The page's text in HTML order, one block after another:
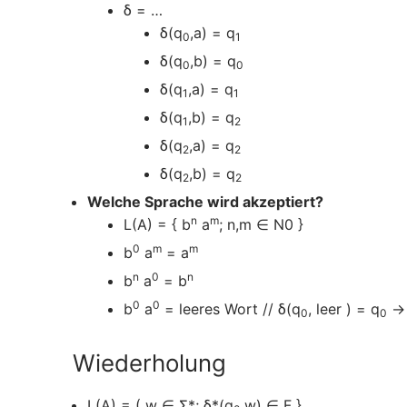
δ = …
δ(q0,a) = q1
δ(q0,b) = q0
δ(q1 ,a) = q1
δ(q1 ,b) = q2
δ(q2,a) = q2
δ(q2,b) = q2
Welche Sprache wird akzeptiert?
L(A) = { bn am; n,m ∈ N0 }
b0 am = am
bn a0 = bn
b0 a0 = leeres Wort // δ(q0, leer ) = q0 →
Wiederholung